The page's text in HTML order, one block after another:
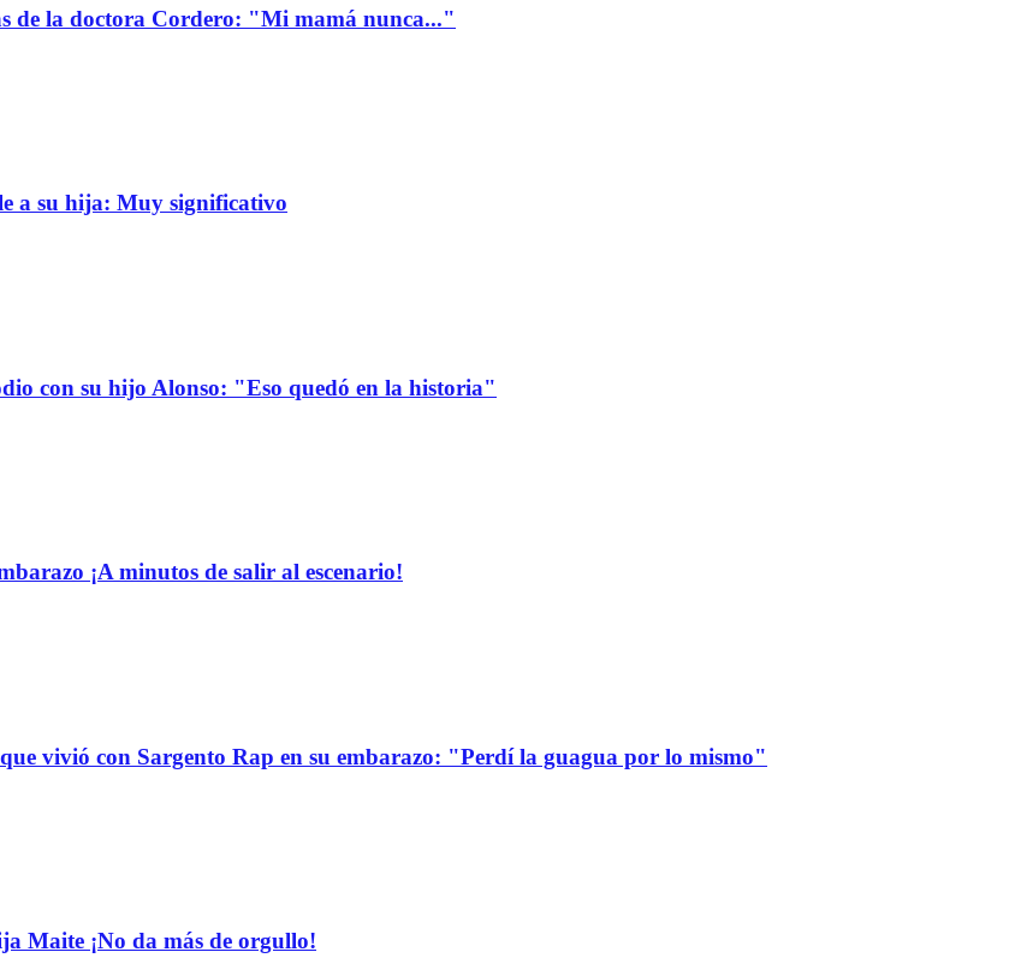
de la doctora Cordero: "Mi mamá nunca..."
a su hija: Muy significativo
con su hijo Alonso: "Eso quedó en la historia"
¡A minutos de salir al escenario!
vivió con Sargento Rap en su embarazo: "Perdí la guagua por lo mismo"
Maite ¡No da más de orgullo!